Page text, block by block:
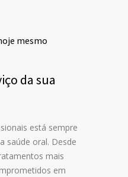
mesmo
da sua
está sempre
saúde oral. Desde
mais
em